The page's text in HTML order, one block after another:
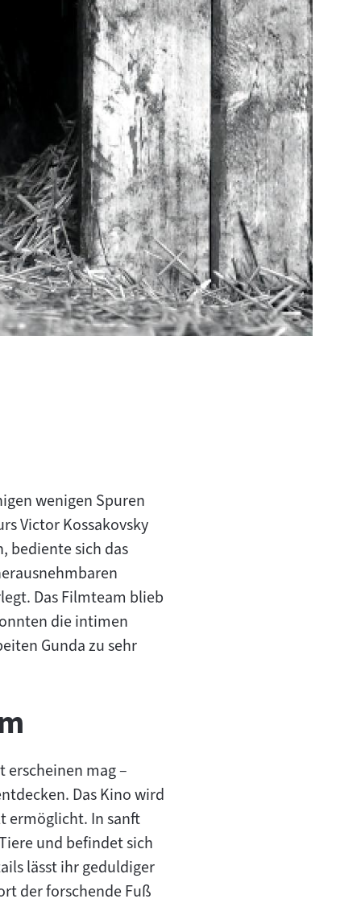
wenigen Spuren
Victor Kossakovsky
bediente sich das
Das Filmteam blieb
die intimen
Gunda zu sehr
erscheinen mag –
Das Kino wird
ermöglicht. In sanft
und befindet sich
lässt ihr geduldiger
der forschende Fuß